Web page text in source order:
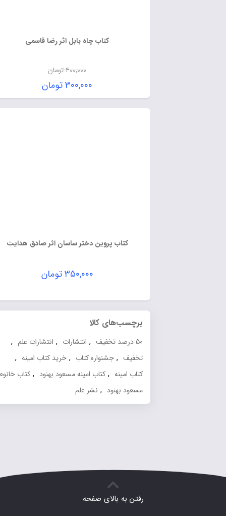
کتاب چاه بابل اثر رضا قاسمی
تومان
۳۰۰,۰۰۰تومان
کتاب پروین دختر ساسان اثر صادق هدایت
۳۵۰,۰۰۰ تومان
برچسب‌های کالا
,انتشارات ,انتشارات علم ,
,جشنواره کتاب ,خرید کتاب امینه ,
کتاب امینه , کتاب امینه مسعود بهنود , کتاب خانوم ,
مسعود بهنود , نشر علم
رفتن به بالای صفحه